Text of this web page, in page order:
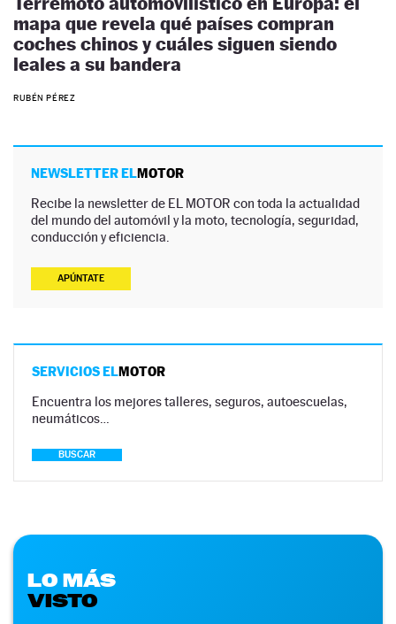
mapa que revela qué países compran
coches chinos y cuáles siguen siendo
leales a su bandera
RUBÉN PÉREZ
NEWSLETTER ELMOTOR
Recibe la newsletter de EL MOTOR con toda la actualidad
del mundo del automóvil y la moto, tecnología, seguridad,
conducción y eficiencia.
APÚNTATE
SERVICIOS ELMOTOR
Encuentra los mejores talleres, seguros, autoescuelas,
neumáticos…
BUSCAR
LO MÁS
VISTO